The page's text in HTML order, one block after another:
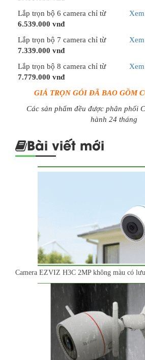
Lắp trọn bộ 6 camera chỉ từ
6.539.000 vnđ
Lắp trọn bộ 7 camera chỉ từ
7.339.000 vnđ
Lắp trọn bộ 8 camera chỉ từ
7.779.000 vnđ
GIÁ TRỌN GÓI ĐÃ BAO GỒM
Các sản phẩm đều được phân phối
hành 24 tháng
Bài viết mới
Camera EZVIZ H3C 2MP không màu có